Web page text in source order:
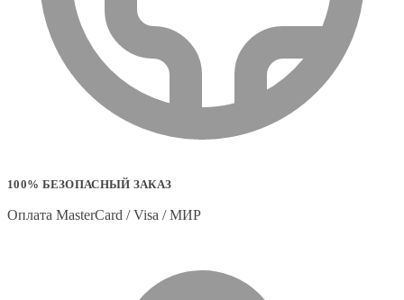
100% БЕЗОПАСНЫЙ ЗАКАЗ
Оплата MasterCard / Visa / МИР